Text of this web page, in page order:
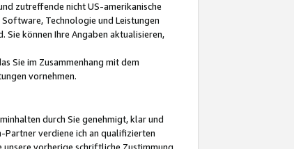
zutreffende nicht US-amerikanische
Technologie und Leistungen
können Ihre Angaben aktualisieren,
Sie im Zusammenhang mit dem
vornehmen.
durch Sie genehmigt, klar und
Partner verdiene ich an qualifizierten
unsere vorherige schriftliche Zustimmung